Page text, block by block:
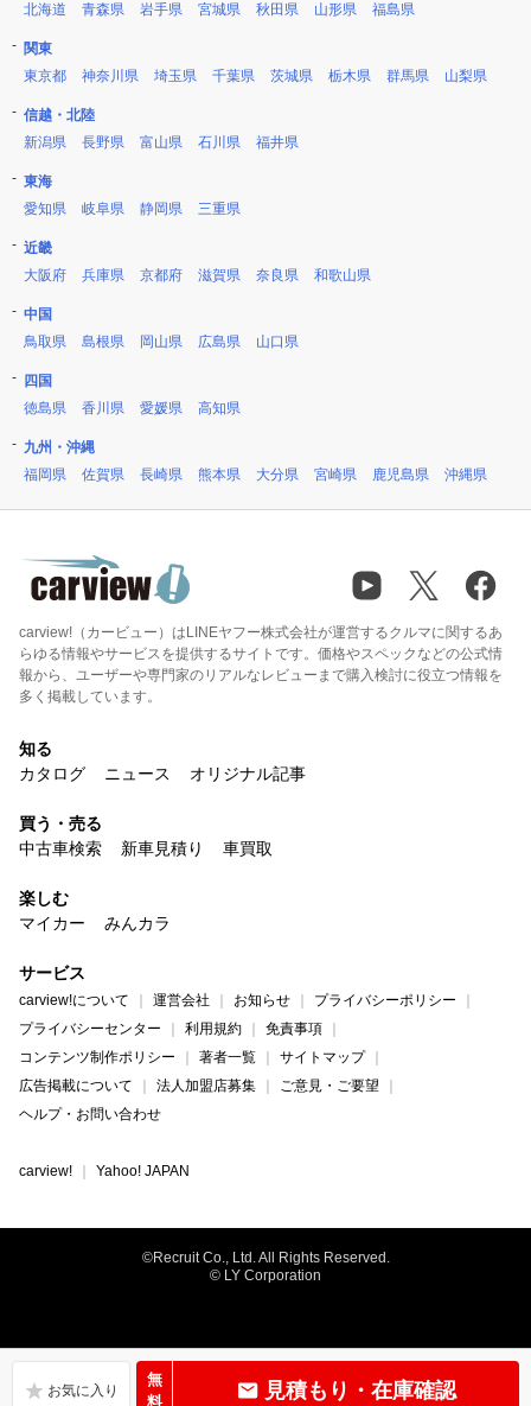
無
料
見積もり・在庫確認
北海道
青森県 岩手県 宮城県 秋田県 山形県 福島県
関東
東京都
神奈川県 埼玉県 千葉県 茨城県 栃木県 群馬県 山梨県
信越・北陸
新潟県
長野県 富山県 石川県 福井県
東海
愛知県
岐阜県 静岡県 三重県
近畿
大阪府
兵庫県 京都府 滋賀県 奈良県 和歌山県
中国
鳥取県
島根県 岡山県 広島県 山口県
四国
徳島県
香川県 愛媛県 高知県
九州・沖縄
福岡県
佐賀県 長崎県 熊本県 大分県 宮崎県 鹿児島県 沖縄県
carview!（カービュー）はLINEヤフー株式会社が運営するクルマに関するあ
らゆる情報やサービスを提供するサイトです。価格やスペックなどの公式情
報から、ユーザーや専門家のリアルなレビューまで購入検討に役立つ情報を
多く掲載しています。
知る
カタログ
ニュース オリジナル記事
買う・売る
中古車検索
新車見積り 車買取
楽しむ
マイカー
みんカラ
サービス
carview!について 運営会社 お知らせ
プライバシーポリシー
プライバシーセンター
利用規約
免責事項
コンテンツ制作ポリシー
著者一覧
サイトマップ
広告掲載について
法人加盟店募集
ご意見・ご要望
ヘルプ・お問い合わせ
carview! Yahoo! JAPAN
©Recruit Co., Ltd. All Rights Reserved.
© LY Corporation